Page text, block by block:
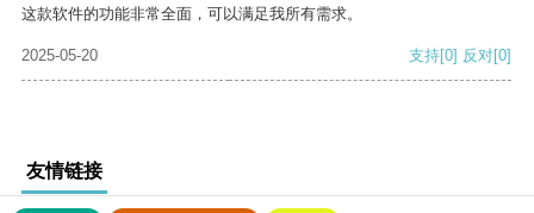
这款软件的功能非常全面，可以满足我所有需求。
2025-05-20 支持[0] 反对[0]
友情链接